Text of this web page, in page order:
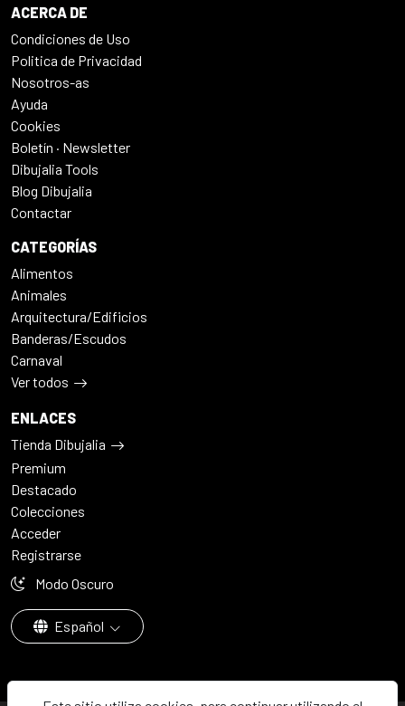
ACERCA DE
Condiciones de Uso
Politica de Privacidad
Nosotros-as
Ayuda
Cookies
Boletín · Newsletter
Dibujalia Tools
Blog Dibujalia
Contactar
CATEGORÍAS
Alimentos
Animales
Arquitectura/Edificios
Banderas/Escudos
Carnaval
Ver todos
ENLACES
Tienda Dibujalia
Premium
Destacado
Colecciones
Acceder
Registrarse
Modo Oscuro
Español